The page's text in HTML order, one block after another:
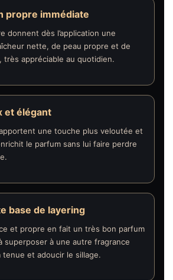
propre immédiate
donnent dès l’application une
nette, de peau propre et de
très appréciable au quotidien.
et élégant
une touche plus veloutée et
le parfum sans lui faire perdre
base de layering
et propre en fait un très bon parfum
superposer à une autre fragrance
tenue et adoucir le sillage.